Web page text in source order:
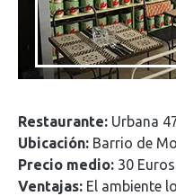
Restaurante: Urbana
Ubicación: Barrio de
Precio medio: 30
Ventajas: El ambiente